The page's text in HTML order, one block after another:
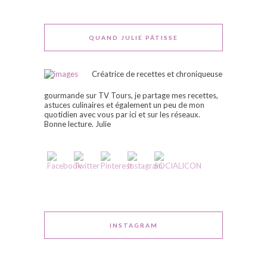
QUAND JULIE PÂTISSE
Créatrice de recettes et chroniqueuse
gourmande sur TV Tours, je partage mes recettes,
astuces culinaires et également un peu de mon
quotidien avec vous par ici et sur les réseaux.
Bonne lecture. Julie
INSTAGRAM